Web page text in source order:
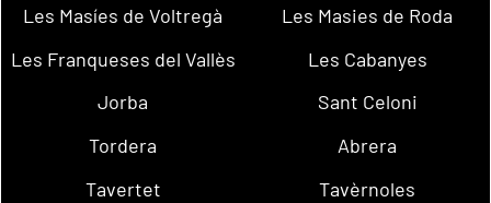
Les Masíes de Voltregà
Les Masies de Roda
Les Franqueses del Vallès
Les Cabanyes
Jorba
Sant Celoni
Tordera
Abrera
Tavertet
Tavèrnoles